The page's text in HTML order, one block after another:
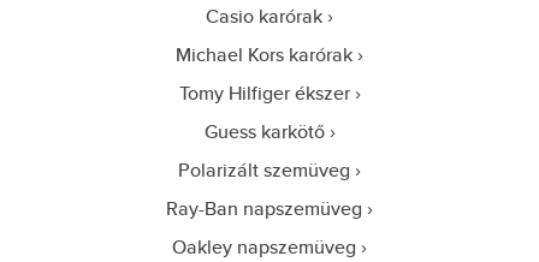
Casio karórak
Michael Kors karórak
Tomy Hilfiger ékszer
Guess karkötő
Polarizált szemüveg
Ray-Ban napszemüveg
Oakley napszemüveg